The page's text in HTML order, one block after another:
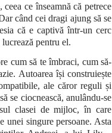
ceea ce înseamnă că petrece
când cei dragi ajung să se
că e captivă într-un cerc
pentru el.
cum să te îmbraci, cum să-
Autoarea își construiește
ale căror reguli și
se ciocnească, anulându-se
clasei de mijloc, în care
unei singure persoane. Asta